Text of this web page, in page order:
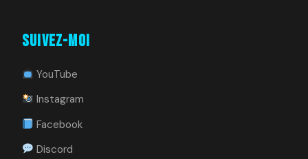
Suivez-moi
YouTube
Instagram
Facebook
Discord